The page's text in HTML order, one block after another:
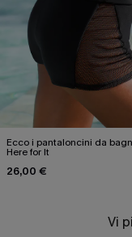
Ecco i pantaloncini da
Here for It
26,00 €
Vi